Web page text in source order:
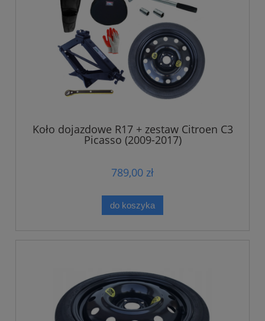
Koło dojazdowe R17 + zestaw Citroen C3
Picasso (2009-2017)
789,00 zł
do koszyka